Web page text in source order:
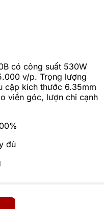
có công suất 530W
v/p. Trọng lượng
cặp kích thước 6.35mm
viền góc, lượn chỉ cạnh
đủ